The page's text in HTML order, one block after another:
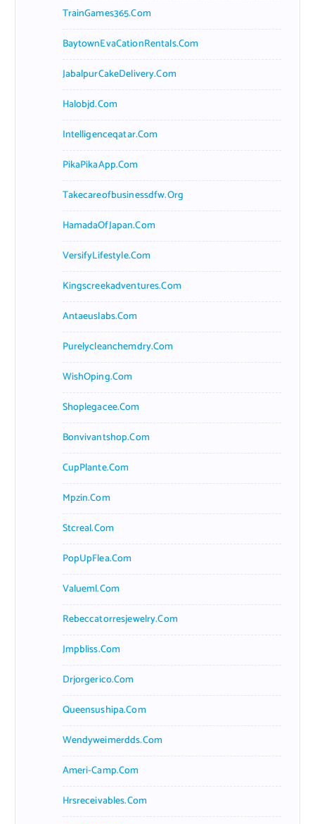
TrainGames365.com
BaytownEvaCationRentals.com
JabalpurCakeDelivery.com
Halobjd.com
Intelligenceqatar.com
PikaPikaApp.com
Takecareofbusinessdfw.org
HamadaOfJapan.com
VersifyLifestyle.com
Kingscreekadventures.com
Antaeuslabs.com
Purelycleanchemdry.com
WishOping.com
Shoplegacee.com
Bonvivantshop.com
CupPlante.com
Mpzin.com
Stcreal.com
PopUpFlea.com
Valueml.com
Rebeccatorresjewelry.com
Jmpbliss.com
Drjorgerico.com
Queensushipa.com
Wendyweimerdds.com
Ameri-Camp.com
Hrsreceivables.com